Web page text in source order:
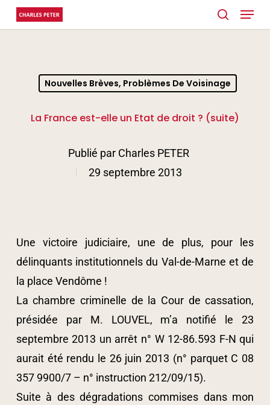
Skip
to
search
Menu
Nouvelles Brèves, Problèmes De Voisinage
La France est-elle un Etat de droit ? (suite)
Publié par Charles PETER
29 septembre 2013
Une victoire judiciaire, une de plus, pour les
délinquants institutionnels du Val-de-Marne et de
la place Vendôme !
La chambre criminelle de la Cour de cassation,
présidée par M. LOUVEL, m’a notifié le 23
septembre 2013 un arrêt n° W 12-86.593 F-N qui
aurait été rendu le 26 juin 2013 (n° parquet C 08
357 9900/7 – n° instruction 212/09/15).
Suite à des dégradations commises dans mon